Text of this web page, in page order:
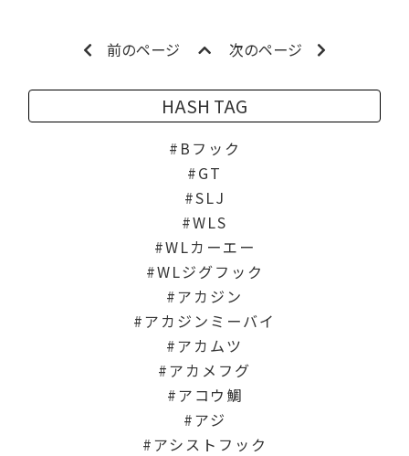
前のページ 次のページ
HASH TAG
Bフック
GT
SLJ
WLS
WLカーエー
WLジグフック
アカジン
アカジンミーバイ
アカムツ
アカメフグ
アコウ鯛
アジ
アシストフック